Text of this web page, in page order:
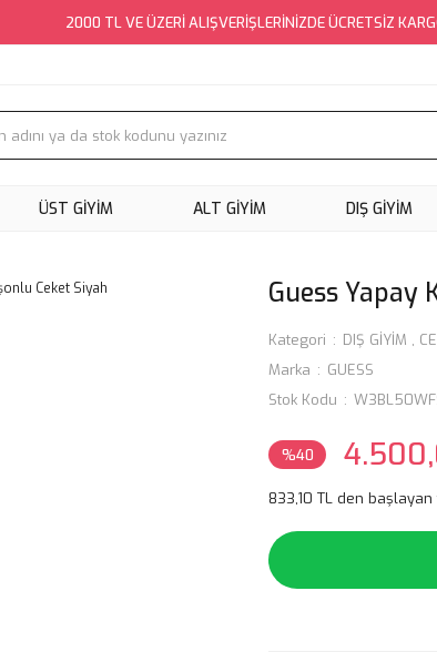
2000 TL VE ÜZERİ ALIŞVERİŞLERİNİZDE ÜCRETSİZ
ÜST GİYİM ALT GİYİM DIŞ GİYİM
Guess Yapay
Kategori DIŞ GİYİM ,
Marka
GUESS
Stok Kodu
%40
833,10 TL den